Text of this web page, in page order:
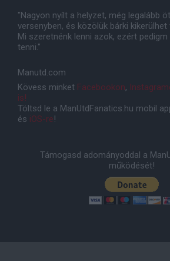
"Nagyon nyílt a helyzet, még legalább
versenyben, és közölük bárki
Mi szeretnénk lenni azok, ezért
tenni."
Manutd.com
Kövess minket Facebookon,
is!
Töltsd le a ManUtdFanatics.hu mobil
és iOS-re!
Támogasd adományoddal a
működését!